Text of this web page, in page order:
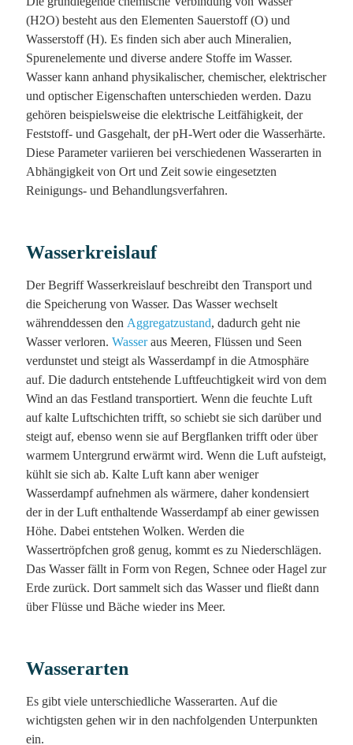
(H2O) besteht aus den Elementen Sauerstoff (O) und
Wasserstoff (H). Es finden sich aber auch Mineralien,
Spurenelemente und diverse andere Stoffe im Wasser.
Wasser kann anhand physikalischer, chemischer, elektrischer
und optischer Eigenschaften unterschieden werden. Dazu
gehören beispielsweise die elektrische Leitfähigkeit, der
Feststoff- und Gasgehalt, der pH-Wert oder die Wasserhärte.
Diese Parameter variieren bei verschiedenen Wasserarten in
Abhängigkeit von Ort und Zeit sowie eingesetzten
Reinigungs- und Behandlungsverfahren.
Wasserkreislauf
Der Begriff Wasserkreislauf beschreibt den Transport und
die Speicherung von Wasser. Das Wasser wechselt
währenddessen den Aggregatzustand, dadurch geht nie
Wasser verloren. Wasseraus Meeren, Flüssen und Seen
verdunstet und steigt als Wasserdampf in die Atmosphäre
auf. Die dadurch entstehende Luftfeuchtigkeit wird von dem
Wind an das Festland transportiert. Wenn die feuchte Luft
auf kalte Luftschichten trifft, so schiebt sie sich darüber und
steigt auf, ebenso wenn sie auf Bergflanken trifft oder über
warmem Untergrund erwärmt wird. Wenn die Luft aufsteigt,
kühlt sie sich ab. Kalte Luft kann aber weniger
Wasserdampf aufnehmen als wärmere, daher kondensiert
der in der Luft enthaltende Wasserdampf ab einer gewissen
Höhe. Dabei entstehen Wolken. Werden die
Wassertröpfchen groß genug, kommt es zu Niederschlägen.
Das Wasser fällt in Form von Regen, Schnee oder Hagel zur
Erde zurück. Dort sammelt sich das Wasser und fließt dann
über Flüsse und Bäche wieder ins Meer.
Wasserarten
Es gibt viele unterschiedliche Wasserarten. Auf die
wichtigsten gehen wir in den nachfolgenden Unterpunkten
ein.